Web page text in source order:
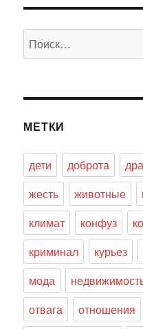
Искать:
МЕТКИ
дети доброта
жесть
животные
климат
конфуз
криминал
курьез
мода
отвага
отношения